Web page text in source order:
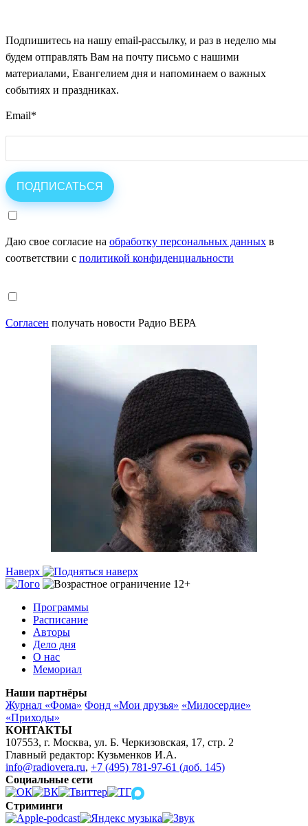
Подпишитесь на нашу email-рассылку, и раз в неделю мы
будем отправлять Вам на почту письмо с нашими
материалами, Евангелием дня и напоминаем о важных
событиях и праздниках.
Email*
Даю свое согласие на обработку персональных данных в
соответствии с политикой конфиденциальности
Согласен получать новости Радио ВЕРА
Наверх
Программы
Расписание
Авторы
Дело дня
О нас
Мемориал
Наши партнёры
Журнал «Фома» Фонд «Мои друзья» «Милосердие»
«Приходы»
КОНТАКТЫ
107553, г. Москва, ул. Б. Черкизовская, 17, стр. 2
Главный редактор: Кузьменков И.А.
info@radiovera.ru, +7 (495) 781-97-61 (доб. 145)
Социальные сети
Стриминги